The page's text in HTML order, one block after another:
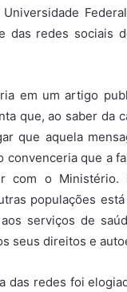
das redes sociais
em um artigo
que, ao saber da
que aquela
convenceria que a
com o
populações
serviços de
seus direitos e
das redes foi